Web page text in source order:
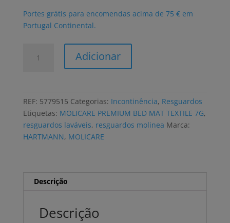
Portes grátis para encomendas acima de 75 € em
Portugal Continental.
BED
MAT
Adicionar
REF: 5779515 Categorias: Incontinência, Resguardos
Etiquetas: MOLICARE PREMIUM BED MAT TEXTILE 7G,
resguardos laváveis, resguardos molinea Marca:
HARTMANN, MOLICARE
Descrição
Descrição